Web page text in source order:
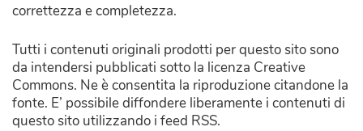
correttezza e completezza.
Tutti i contenuti originali prodotti per questo sito sono
da intendersi pubblicati sotto la licenza Creative
Commons. Ne è consentita la riproduzione citandone la
fonte. E’ possibile diffondere liberamente i contenuti di
questo sito utilizzando i feed RSS.